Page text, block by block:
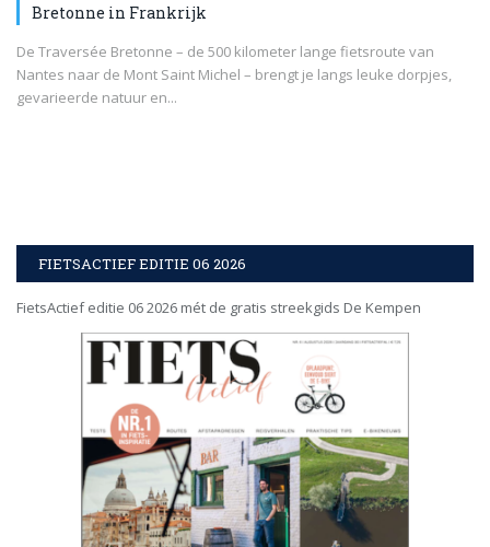
Bretonne in Frankrijk
De Traversée Bretonne – de 500 kilometer lange fietsroute van
Nantes naar de Mont Saint Michel – brengt je langs leuke dorpjes,
gevarieerde natuur en...
FIETSACTIEF EDITIE 06 2026
FietsActief editie 06 2026 mét de gratis streekgids De Kempen